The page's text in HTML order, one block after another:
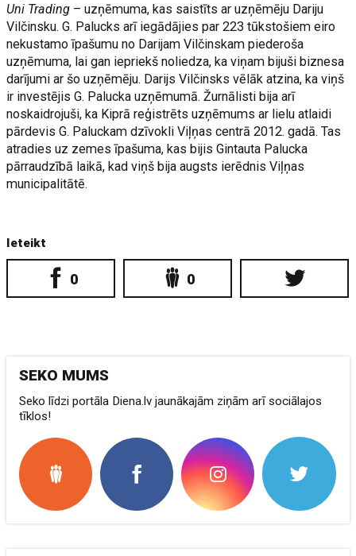
Uni Trading – uzņēmuma, kas saistīts ar uzņēmēju Dariju
Vilčinsku. G. Palucks arī iegādājies par 223 tūkstošiem eiro
nekustamo īpašumu no Darijam Vilčinskam piederoša
uzņēmuma, lai gan iepriekš noliedza, ka viņam bijuši biznesa
darījumi ar šo uzņēmēju. Darijs Vilčinsks vēlāk atzina, ka viņš
ir investējis G. Palucka uzņēmumā. Žurnālisti bija arī
noskaidrojuši, ka Kiprā reģistrēts uzņēmums ar lielu atlaidi
pārdevis G. Paluckam dzīvokli Viļņas centrā 2012. gadā. Tas
atradies uz zemes īpašuma, kas bijis Gintauta Palucka
pārraudzībā laikā, kad viņš bija augsts ierēdnis Viļņas
municipalitātē.
Ieteikt
0 0
SEKO MUMS
Seko līdzi portāla Diena.lv jaunākajām ziņām arī sociālajos
tīklos!